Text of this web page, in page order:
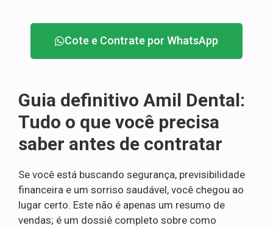
Cote e Contrate por WhatsApp
Guia definitivo Amil Dental:
Tudo o que você precisa
saber antes de contratar
Se você está buscando segurança, previsibilidade
financeira e um sorriso saudável, você chegou ao
lugar certo. Este não é apenas um resumo de
vendas; é um dossiê completo sobre como